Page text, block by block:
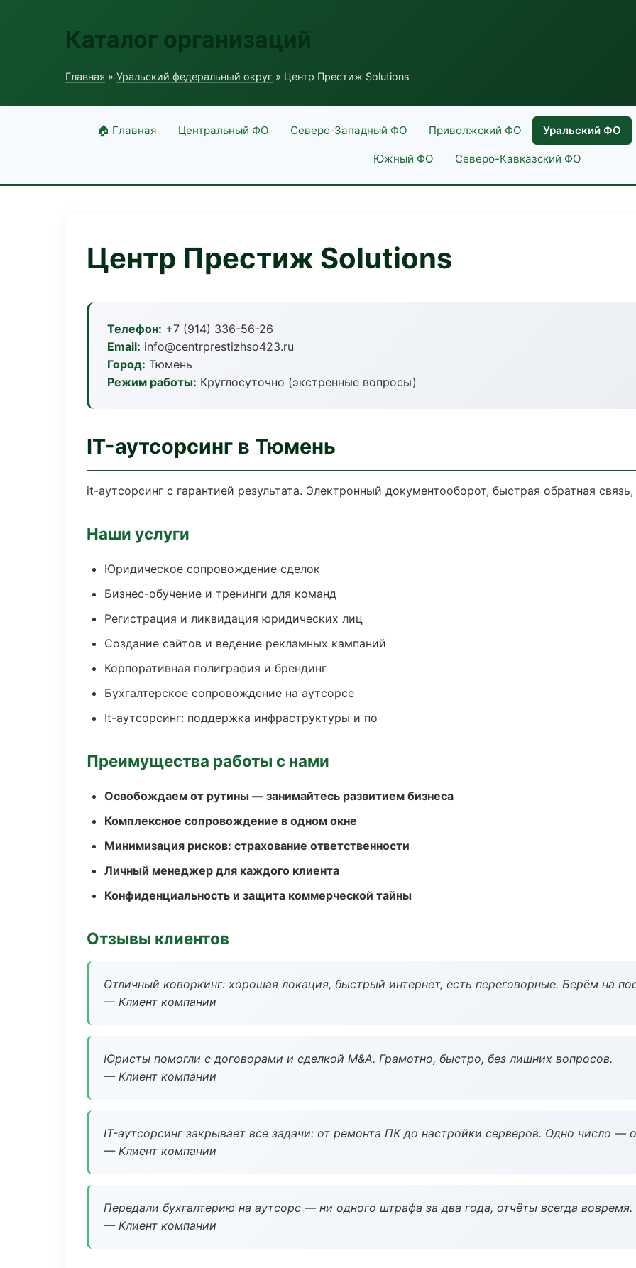
Каталог организаций
Главная » Уральский федеральный округ » Центр Престиж Solutions
🏠 Главная Центральный ФО Северо-Западный ФО Приволжский ФО Уральский ФО
Южный ФО Северо-Кавказский ФО
Центр Престиж Solutions
Телефон: +7 (914) 336-56-26
Email: info@centrprestizhso423.ru
Город: Тюмень
Режим работы: Круглосуточно (экстренные вопросы)
IT-аутсорсинг в Тюмень
it-аутсорсинг с гарантией результата. Электронный документооборот, быстрая обратная
Наши услуги
Юридическое сопровождение сделок
Бизнес-обучение и тренинги для команд
Регистрация и ликвидация юридических лиц
Создание сайтов и ведение рекламных кампаний
Корпоративная полиграфия и брендинг
Бухгалтерское сопровождение на аутсорсе
It-аутсорсинг: поддержка инфраструктуры и по
Преимущества работы с нами
Освобождаем от рутины — занимайтесь развитием бизнеса
Комплексное сопровождение в одном окне
Минимизация рисков: страхование ответственности
Личный менеджер для каждого клиента
Конфиденциальность и защита коммерческой тайны
Отзывы клиентов
Отличный коворкинг: хорошая локация, быстрый интернет, есть переговорные. Берём на
— Клиент компании
Юристы помогли с договорами и сделкой M&A. Грамотно, быстро, без лишних вопросов.
— Клиент компании
IT-аутсорсинг закрывает все задачи: от ремонта ПК до настройки серверов. Одно число —
— Клиент компании
Передали бухгалтерию на аутсорс — ни одного штрафа за два года, отчёты всегда вовремя.
— Клиент компании